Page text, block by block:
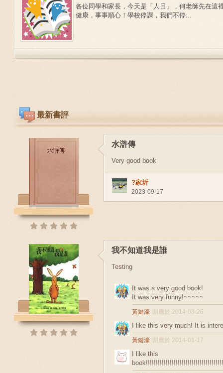
各位同學和家長，今天是「人日」，何老師先在這
健康，事事順心！學校停課，我們不停...
最新書評
水滸傳
Very good book
?家圻
2023-09-17
我不知道我是誰
Testing
It was a very good book!
It was very funny!~~~~~
黃鍵濠 回應於 2014-03-26
I like this very much! It is
黃鍵濠 回應於 2014-01-17
I like this